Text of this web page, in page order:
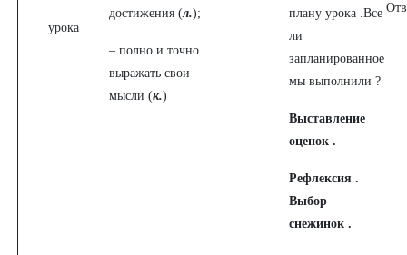
урока
достижения (л.);
– полно и точно
выражать свои
мысли (к.)
плану урока .Все
ли
запланированное
мы выполнили ?
Выставление
оценок .
Рефлексия .
Выбор
снежинок .